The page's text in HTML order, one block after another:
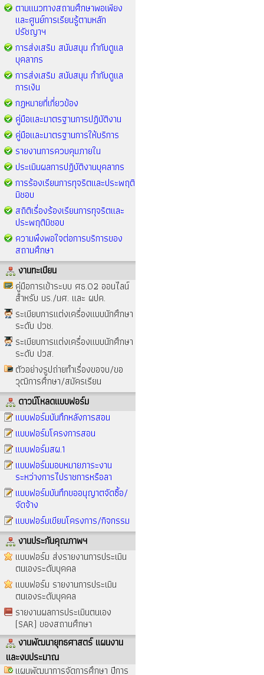
ตามแนวทางสถานศึกษาพอเพียง
และศูนย์การเรียนรู้ตามหลัก
ปรัชญาฯ
การส่งเสริม สนับสนุน กำกับดูแล
บุคลากร
การส่งเสริม สนับสนุน กำกับดูแล
การเงิน
กฏหมายที่เกี่ยวข้อง
คู่มือและมาตรฐานการปฏิบัติงาน
คู่มือและมาตรฐานการให้บริการ
รายงานการควบคุมภายใน
ประเมินผลการปฏิบัติงานบุคลากร
การร้องเรียนการทุจริตและประพฤติ
มิชอบ
สถิติเรื่องร้องเรียนการทุจริตและ
ประพฤติมิชอบ
ความพึงพอใจต่อการบริการของ
สถานศึกษา
งานทะเบียน
คู่มือการเข้าระบบ ศธ.02 ออนไลน์
สำหรับ นร./นศ. และ ผปค.
ระเบียบการแต่งเครื่องแบบนักศึกษา
ระดับ ปวช.
ระเบียบการแต่งเครื่องแบบนักศึกษา
ระดับ ปวส.
ตัวอย่างรูปถ่ายทำเรื่องขอจบ/ขอ
วุฒิการศึกษา/สมัครเรียน
ดาวน์โหลดแบบฟอร์ม
แบบฟอร์มบันทึกหลังการสอน
แบบฟอร์มโครงการสอน
แบบฟอร์มสผ.1
แบบฟอร์มมอบหมายภาระงาน
ระหว่างการไปราชการหรือลา
แบบฟอร์มบันทึกขออนุญาตจัดซื้อ/
จัดจ้าง
แบบฟอร์มเขียนโครงการ/กิจกรรม
งานประกันคุณภาพฯ
แบบฟอร์ม ส่งรายงานการประเมิน
ตนเองระดับบุคคล
แบบฟอร์ม รายงานการประเมิน
ตนเองระดับบุคคล
รายงานผลการประเมินตนเอง
(SAR) ของสถานศึกษา
งานพัฒนายุทธศาสตร์ แผนงาน
และงบประมาณ
แผนพัฒนาการจัดการศึกษา ปีการ